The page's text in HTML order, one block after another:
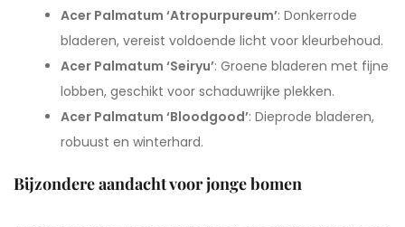
Acer Palmatum ‘Atropurpureum’: Donkerrode
bladeren, vereist voldoende licht voor kleurbehoud.
Acer Palmatum ‘Seiryu’: Groene bladeren met fijne
lobben, geschikt voor schaduwrijke plekken.
Acer Palmatum ‘Bloodgood’: Dieprode bladeren,
robuust en winterhard.
Bijzondere aandacht voor jonge bomen